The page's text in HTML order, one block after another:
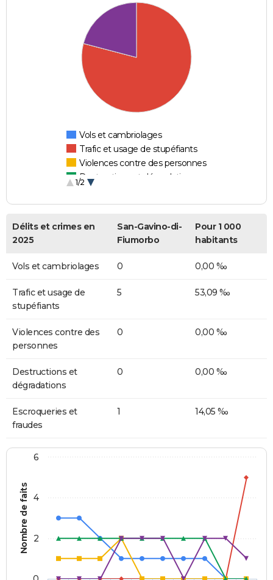
Vols et cambriolages
Trafic et usage de stupéfiants
Violences contre des personnes
Destructions et dégradations
1/2
Délits et crimes en
2025
San-Gavino-di-
Fiumorbo
Pour 1 000
habitants
Vols et cambriolages 0 0,00 ‰
Trafic et usage de
stupéfiants
5 53,09 ‰
Violences contre des
personnes
0 0,00 ‰
Destructions et
dégradations
0 0,00 ‰
Escroqueries et
fraudes
1 14,05 ‰
Nombre de faits 2
4
6